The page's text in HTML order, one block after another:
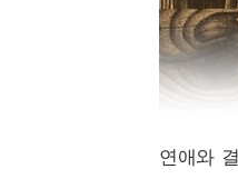
연애와